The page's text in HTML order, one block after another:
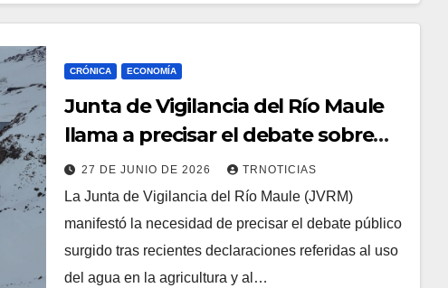
CRÓNICA ECONOMÍA
Junta de Vigilancia del Río Maule
llama a precisar el debate sobre
agua, infraestructura y seguridad
de riego
27 DE JUNIO DE 2026 TRNOTICIAS
La Junta de Vigilancia del Río Maule (JVRM)
manifestó la necesidad de precisar el debate público
surgido tras recientes declaraciones referidas al uso
del agua en la agricultura y al…